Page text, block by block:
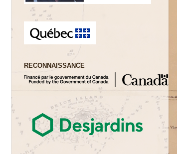
RECONNAISSANCE